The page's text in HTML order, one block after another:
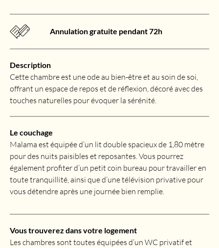
Annulation gratuite pendant 72h
Description
Cette chambre est une ode au bien-être et au soin de soi,
offrant un espace de repos et de réflexion, décoré avec des
touches naturelles pour évoquer la sérénité.
Le couchage
Malama est équipée d’un lit double spacieux de 1,80 mètre
pour des nuits paisibles et reposantes. Vous pourrez
également profiter d’un petit coin bureau pour travailler en
toute tranquillité, ainsi que d’une télévision privative pour
vous détendre après une journée bien remplie.
Vous trouverez dans votre logement
Les chambres sont toutes équipées d’un WC privatif et